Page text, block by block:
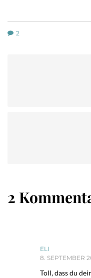
2
2
ELI
8. SEPTEMBER
Toll, dass du